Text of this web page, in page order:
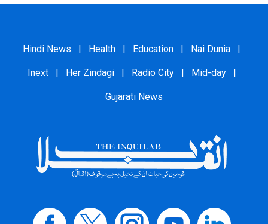
Hindi News | Health | Education | Nai Dunia |
Inext | Her Zindagi | Radio City | Mid-day |
Gujarati News